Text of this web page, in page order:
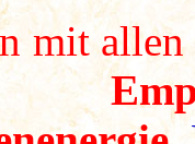
mit allen